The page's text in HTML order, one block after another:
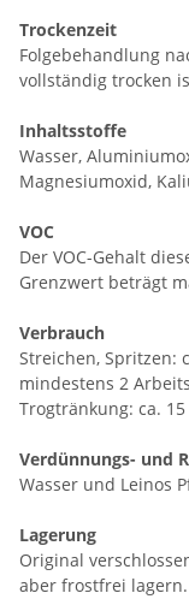
Trockenzeit
Folgebehandlung
vollständig trocken
Inhaltsstoffe
Wasser,
Magnesiumoxid,
VOC
Der VOC-Gehalt
Grenzwert beträgt
Verbrauch
Streichen, Spritzen:
mindestens 2
Trogtränkung: ca.
Verdünnungs- und
Wasser und Leinos
Lagerung
Original
aber frostfrei